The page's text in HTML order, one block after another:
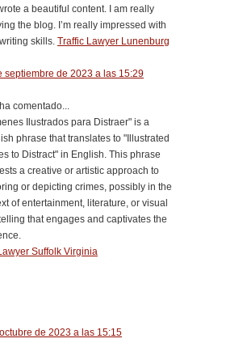
a beautiful content. I am really
the blog. I’m really impressed with
skills. Traffic Lawyer Lunenburg
septiembre de 2023 a las 15:29
ha comentado...
Ilustrados para Distraer" is a
phrase that translates to "Illustrated
to Distract" in English. This phrase
a creative or artistic approach to
or depicting crimes, possibly in the
of entertainment, literature, or visual
that engages and captivates the
Suffolk Virginia
de 2023 a las 15:15